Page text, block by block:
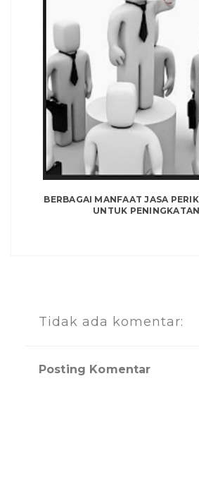
BERBAGAI MANFAAT JASA
UNTUK
Tidak ada komentar:
Posting Komentar